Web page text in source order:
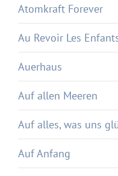
Atomkraft Forever
Au Revoir Les
Auerhaus
Auf allen Meeren
Auf alles, was uns
Auf Anfang